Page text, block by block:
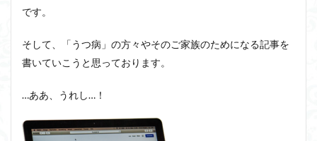
です。
そして、「うつ病」の方々やそのご家族のためになる記事を
書いていこうと思っております。
…ああ、うれし…！